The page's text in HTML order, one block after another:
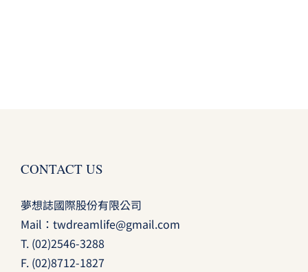
CONTACT US
夢想誌國際股份有限公司
Mail： twdreamlife@gmail.com
T. (02)2546-3288
F. (02)8712-1827